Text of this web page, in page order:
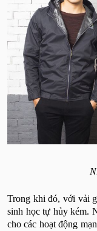
Trong khi đó, với vải
sinh học tự hủy kém.
cho các hoạt động